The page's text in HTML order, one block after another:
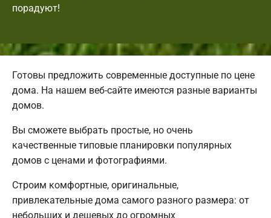
порадуют!
Готовы предложить современные доступные по цене
дома. На нашем веб-сайте имеются разные варианты
домов.
Вы сможете выбрать простые, но очень
качественные типовые планировки популярных
домов с ценами и фотографиями.
Строим комфортные, оригинальные,
привлекательные дома самого разного размера: от
небольших и дешевых до огромных